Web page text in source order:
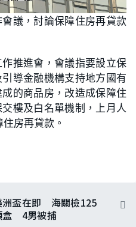
會議，討論保障住房再貸款
推進會，會議指要設立保
導金融機構支持地方國有
的商品房，改造成保障住
樓及白名單機制，上月人
房再貸款。
洲盃在即 海關檢125
盒 4男被捕